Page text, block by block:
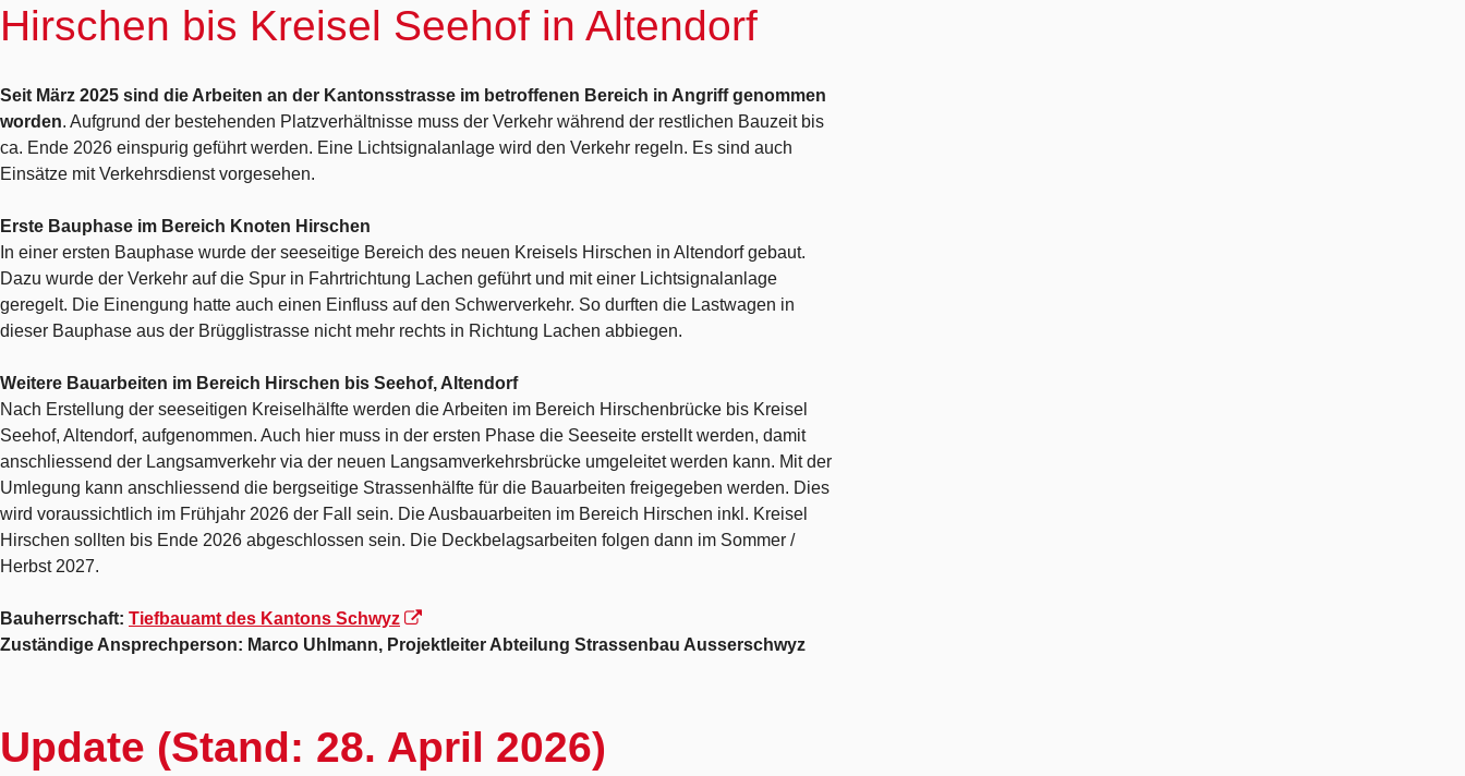
Hirschen bis Kreisel Seehof in Altendorf
Seit März 2025 sind die Arbeiten an der Kantonsstrasse im betroffenen Bereich in Angriff genommen
worden. Aufgrund der bestehenden Platzverhältnisse muss der Verkehr während der restlichen Bauzeit bis
ca. Ende 2026 einspurig geführt werden. Eine Lichtsignalanlage wird den Verkehr regeln. Es sind auch
Einsätze mit Verkehrsdienst vorgesehen.
Erste Bauphase im Bereich Knoten Hirschen
In einer ersten Bauphase wurde der seeseitige Bereich des neuen Kreisels Hirschen in Altendorf gebaut.
Dazu wurde der Verkehr auf die Spur in Fahrtrichtung Lachen geführt und mit einer Lichtsignalanlage
geregelt. Die Einengung hatte auch einen Einfluss auf den Schwerverkehr. So durften die Lastwagen in
dieser Bauphase aus der Brügglistrasse nicht mehr rechts in Richtung Lachen abbiegen.
Weitere Bauarbeiten im Bereich Hirschen bis Seehof, Altendorf
Nach Erstellung der seeseitigen Kreiselhälfte werden die Arbeiten im Bereich Hirschenbrücke bis Kreisel
Seehof, Altendorf, aufgenommen. Auch hier muss in der ersten Phase die Seeseite erstellt werden, damit
anschliessend der Langsamverkehr via der neuen Langsamverkehrsbrücke umgeleitet werden kann. Mit der
Umlegung kann anschliessend die bergseitige Strassenhälfte für die Bauarbeiten freigegeben werden. Dies
wird voraussichtlich im Frühjahr 2026 der Fall sein. Die Ausbauarbeiten im Bereich Hirschen inkl. Kreisel
Hirschen sollten bis Ende 2026 abgeschlossen sein. Die Deckbelagsarbeiten folgen dann im Sommer /
Herbst 2027.
Bauherrschaft: Tiefbauamt des Kantons Schwyz
Zuständige Ansprechperson: Marco Uhlmann, Projektleiter Abteilung Strassenbau Ausserschwyz
Update (Stand: 28. April 2026)